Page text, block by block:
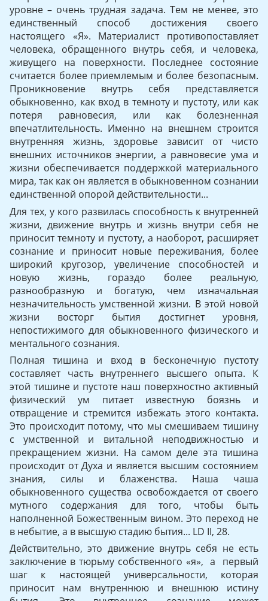
уровне – очень трудная задача. Тем не менее, это
един­ственный способ достижения своего
настоящего «Я». Материалист противопоставляет
человека, обращенного внутрь себя, и человека,
живущего на поверхности. Последнее состояние
считается бо­лее приемлемым и более безопасным.
Проникновение внутрь себя представляется
обыкновенно, как вход в темноту и пустоту, или как
потеря равновесия, или как болезненная
впечатлительность. Именно на внешнем строится
внутренняя жизнь, здоровье зависит от чисто
внешних источников энергии, а равновесие ума и
жизни обеспечивается поддержкой материального
мира, так как он яв­ляется в обыкновенном сознании
единственной опорой действи­тельности...
Для тех, у кого развилась способность к внутренней
жизни, движение внутрь и жизнь внутри себя не
приносит темноту и пус­тоту, а наоборот, расширяет
сознание и приносит новые пережива­ния, более
широкий кругозор, увеличение способностей и
новую жизнь, гораздо более реальную,
разнообразную и богатую, чем изначальная
незначительность умственной жизни. В этой новой
жизни восторг бытия достигнет уровня,
непостижимого для обык­новенного физического и
ментального сознания.
Полная тишина и вход в бесконечную пустоту
составляет часть внутреннего высшего опыта. К
этой тишине и пустоте наш поверхностно активный
физический ум питает известную боязнь и
отвращение и стремится избежать этого контакта.
Это происходит потому, что мы смешиваем тишину
с умственной и витальной не­подвижностью и
прекращением жизни. На самом деле эта тишина
происходит от Духа и является высшим состоянием
знания, силы и блаженства. Наша чаша
обыкновенного существа освобождается от своего
мутного содержания для того, чтобы быть
наполненной Божественным вином. Это переход не
в небытие, а в высшую ста­дию бытия... LD II, 28.
Действительно, это движение внутрь себя не есть
заключение в тюрьму собственного «я», а первый
шаг к настоящей универ­сальности, которая
приносит нам внутреннюю и внешнюю истину